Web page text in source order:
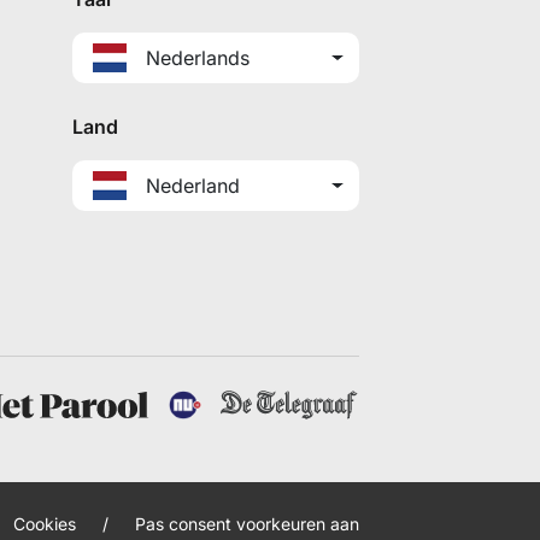
Nederlands
Land
Nederland
Cookies / Pas consent voorkeuren aan